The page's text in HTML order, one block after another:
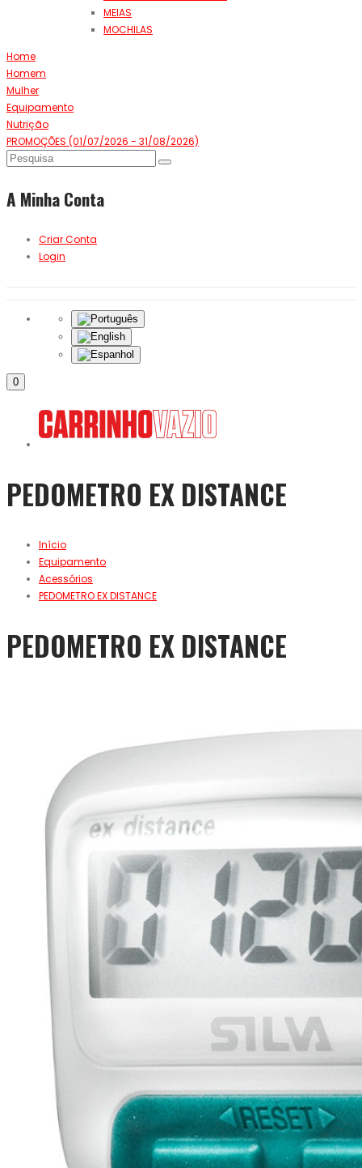
MEIAS
MOCHILAS
Home
Homem
Mulher
Equipamento
Nutrição
PROMOÇÕES (01/07/2026 - 31/08/2026)
A Minha Conta
Criar Conta
Login
0
PEDOMETRO EX DISTANCE
Início
Equipamento
Acessórios
PEDOMETRO EX DISTANCE
PEDOMETRO EX DISTANCE